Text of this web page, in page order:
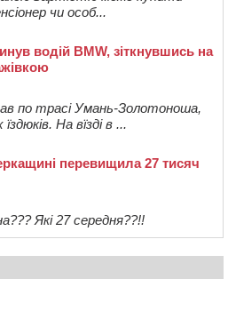
чи особ...
водій BMW, зіткнувшись на
по трасі Умань-Золотоноша,
На вїзді в ...
перевищила 27 тисяч
Які 27 середня??!!